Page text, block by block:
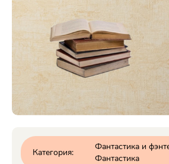
Категория:
Фантастика и
Фантастика